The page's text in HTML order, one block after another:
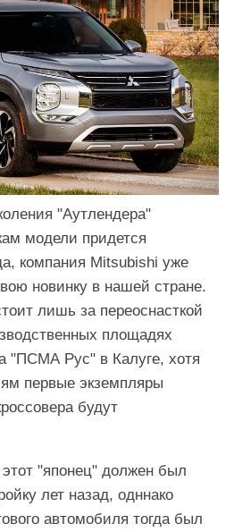
"Аутлендера"
модели придется
компания Mitsubishi уже
новинку в нашей стране.
лишь за переоснасткой
площадях
"ПСМА Рус" в Калуге, хотя
первые экземпляры
будут
"японец" должен был
лет назад, одннако
автомобиля тогда был